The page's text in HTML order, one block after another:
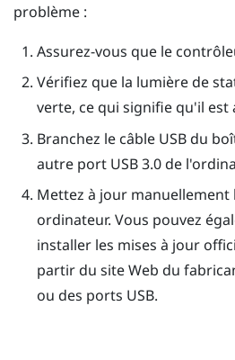
problème :
Assurez-vous que le
Vérifiez que la lumière de
verte, ce qui signifie qu'il est
Branchez le câble USB du
autre port USB 3.0 de
Mettez à jour manuellement
ordinateur. Vous pouvez
installer les mises à jour
partir du site Web du
ou des ports USB.